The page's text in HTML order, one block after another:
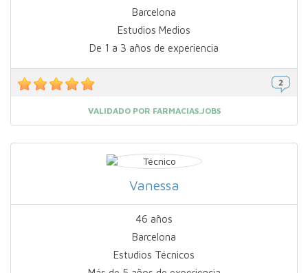
Barcelona
Estudios Medios
De 1 a 3 años de experiencia
VALIDADO POR FARMACIAS.JOBS
Vanessa
46 años
Barcelona
Estudios Técnicos